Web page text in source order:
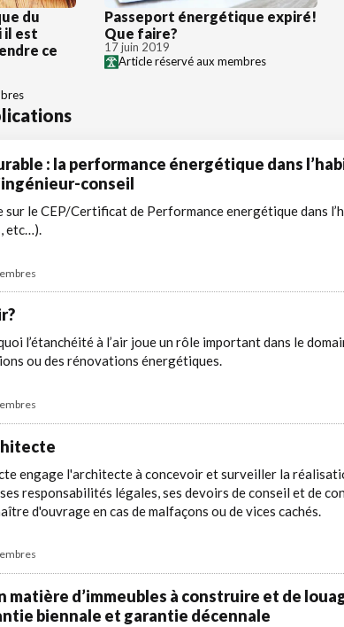
du
il est
ce
Passeport énergétique expiré!
Que faire?
17 juin 2019
Article réservé aux membres
: la performance énergétique dans
conseil
sur le CEP/Certificat de Performance energétique dans
etc…).
l’étanchéité à l’air joue un rôle important dans le
ou des rénovations énergétiques.
engage l'architecte à concevoir et surveiller la
responsabilités légales, ses devoirs de conseil et de
d'ouvrage en cas de malfaçons ou de vices cachés.
matière d’immeubles à construire et de
biennale et garantie décennale